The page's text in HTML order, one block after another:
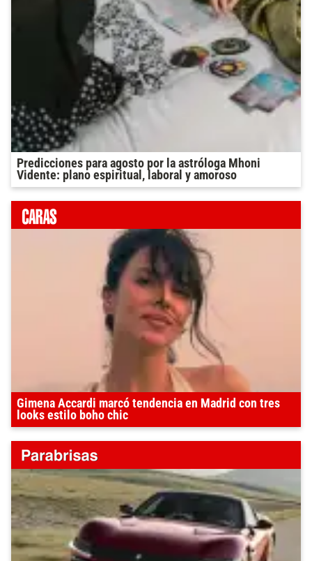
Predicciones para agosto por la astróloga Mhoni
Vidente: plano espiritual, laboral y amoroso
Gimena Accardi marcó tendencia en Madrid con tres
looks estilo boho chic